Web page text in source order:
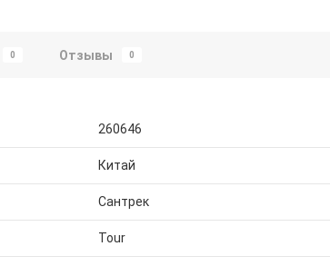
0 Отзывы 0
260646
Китай
Сантрек
Tour